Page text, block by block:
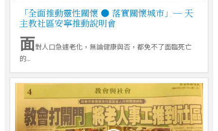
「全面推動靈性關懷 ● 落實關懷城市」─ 天
主教社區安寧推動說明會
面對人口急遽老化，無論健康與否，都免不了面臨死亡
的...